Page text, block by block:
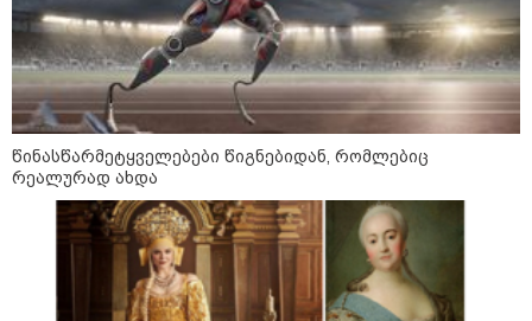
მოზაიკა
წინასწარმეტყველებები წიგნებიდან, რომლებიც
რეალურად ახდა